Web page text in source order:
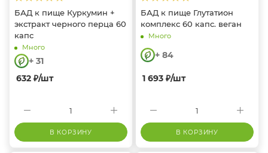
БАД к пище Куркумин +
экстракт черного перца 60
капс
Много
+ 31
632 ₽/шт
В КОРЗИНУ
БАД к пище Глутатион
комплекс 60 капс. веган
Много
+ 84
1 693 ₽/шт
В КОРЗИНУ